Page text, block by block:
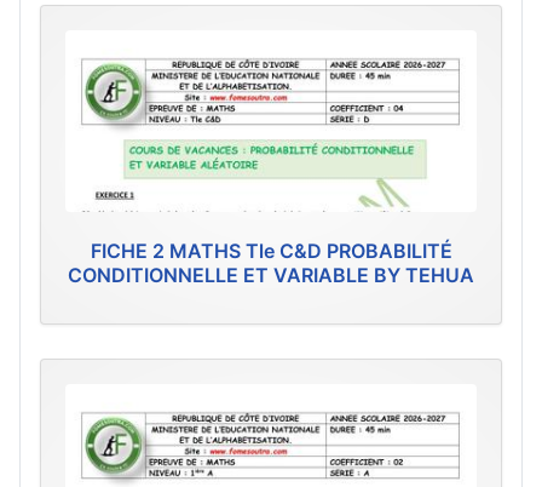
FICHE 2 MATHS Tle C&D PROBABILITÉ
CONDITIONNELLE ET VARIABLE BY TEHUA